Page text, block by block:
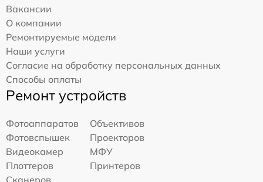
Вакансии
О компании
Ремонтируемые модели
Наши услуги
Согласие на обработку персональных данных
Способы оплаты
Ремонт устройств
Фотоаппаратов
Объективов
Фотовспышек
Проекторов
Видеокамер
МФУ
Плоттеров
Принтеров